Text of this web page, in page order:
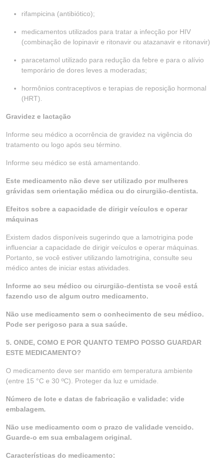
rifampicina (antibiótico);
medicamentos utilizados para tratar a infecção por HIV
(combinação de lopinavir e ritonavir ou atazanavir e ritonavir)
paracetamol utilizado para redução da febre e para o alívio
temporário de dores leves a moderadas;
hormônios contraceptivos e terapias de reposição hormonal
(HRT).
Gravidez e lactação
Informe seu médico a ocorrência de gravidez na vigência do
tratamento ou logo após seu término.
Informe seu médico se está amamentando.
Este medicamento não deve ser utilizado por mulheres
grávidas sem orientação médica ou do cirurgião-dentista.
Efeitos sobre a capacidade de dirigir veículos e operar
máquinas
Existem dados disponíveis sugerindo que a lamotrigina pode
influenciar a capacidade de dirigir veículos e operar máquinas.
Portanto, se você estiver utilizando lamotrigina, consulte seu
médico antes de iniciar estas atividades.
Informe ao seu médico ou cirurgião-dentista se você está
fazendo uso de algum outro medicamento.
Não use medicamento sem o conhecimento de seu médico.
Pode ser perigoso para a sua saúde.
5. ONDE, COMO E POR QUANTO TEMPO POSSO GUARDAR
ESTE MEDICAMENTO?
O medicamento deve ser mantido em temperatura ambiente
(entre 15 °C e 30 ºC). Proteger da luz e umidade.
Número de lote e datas de fabricação e validade: vide
embalagem.
Não use medicamento com o prazo de validade vencido.
Guarde-o em sua embalagem original.
Características do medicamento: